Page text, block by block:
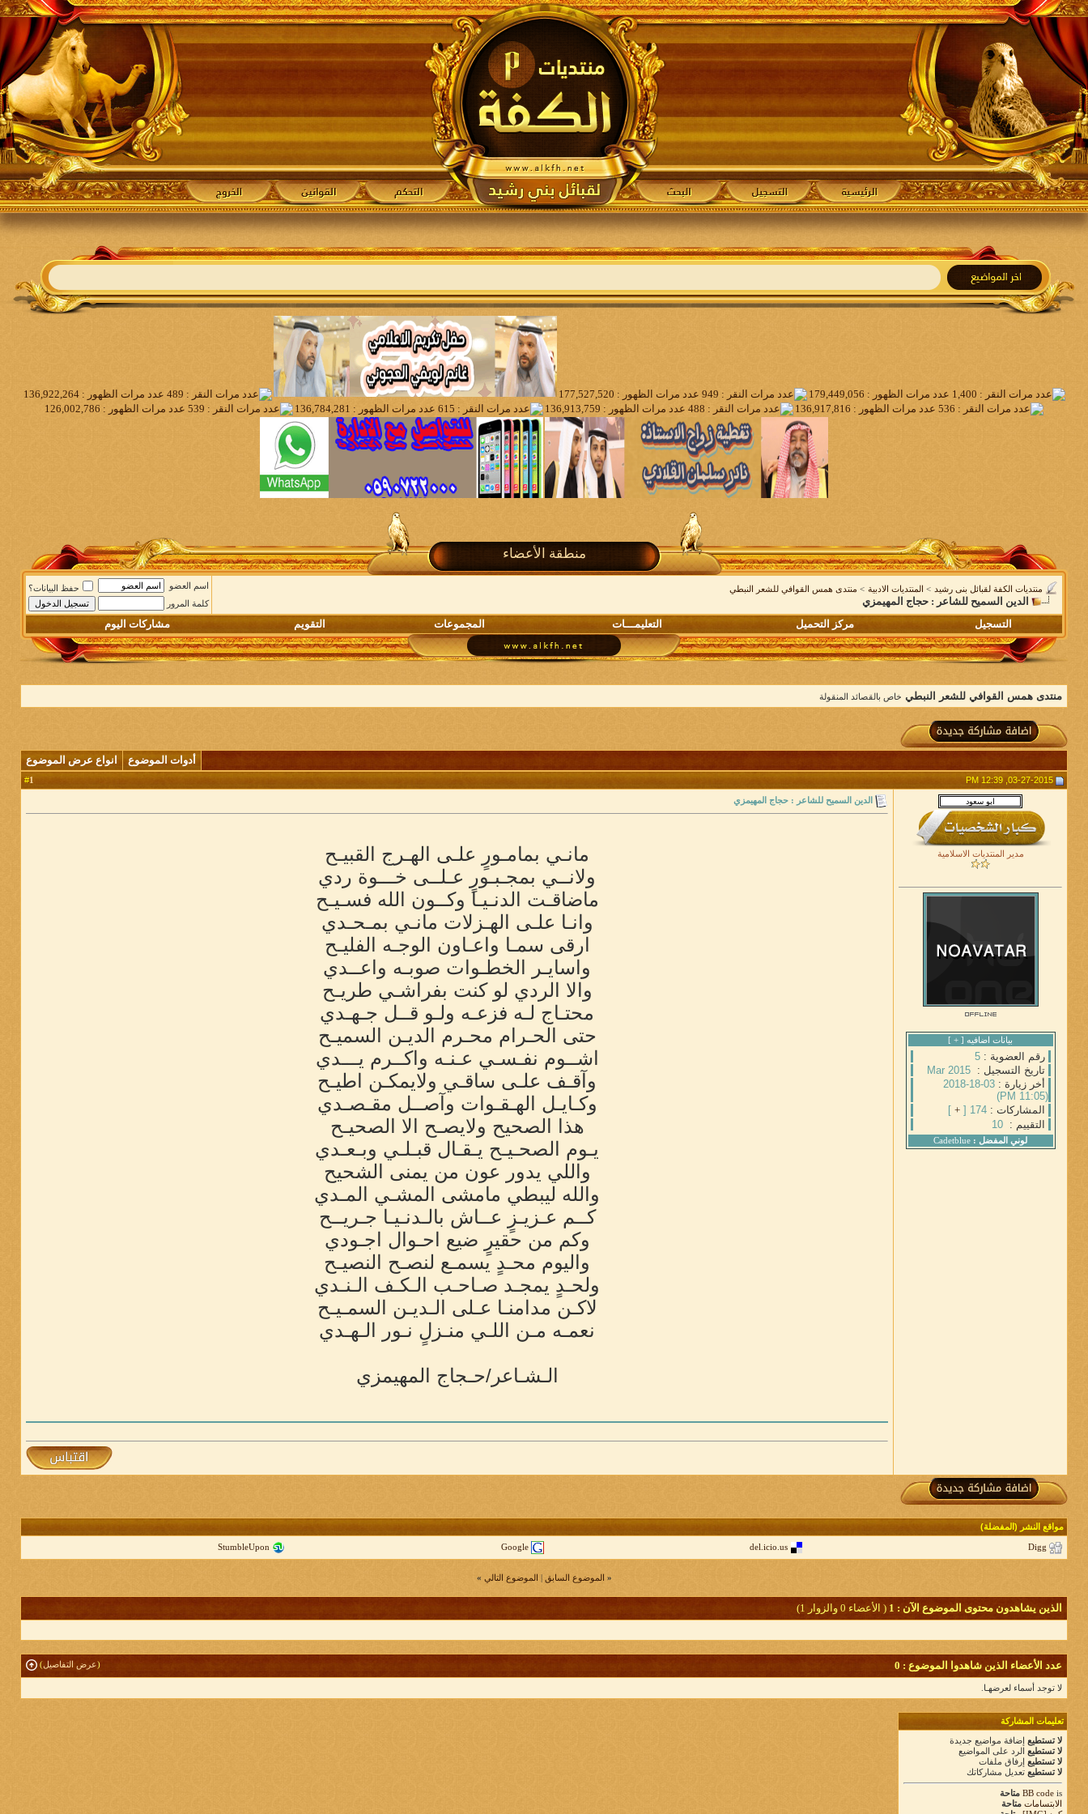
منطقة الأعضاء
منتديات الكفة لقبائل بنى رشيد > المنتديات الادبية > منتدى همس القوافي للشعر النبطي
الدين السميح للشاعر : حجاج المهيمزي
اسم العضو
حفظ البيانات؟
كلمة المرور
التسجيل مركز التحميل التعليمـــات المجموعات التقويم مشاركات اليوم
منتدى همس القوافي للشعر النبطي خاص بالقصائد المنقولة
أدوات الموضوع انواع عرض الموضوع
1
مدير المنتديات الاسلامية
بيانات اضافيه [ +
]
رقم العضوية : 5
تاريخ التسجيل :Mar 2015
أخر زيارة :
03-18-2018
(11:05 PM)
المشاركات : 174 [
+
]
التقييم :10
لوني المفضل : Cadetblue
الدين السميح للشاعر : حجاج المهيمزي
مانـي بمامـورٍ علـى الهـرج القبيـح
ولانــي بمجـبـورٍ عـلــى خـــوة ردي
ماضاقـت الدنـيـا وكــون الله فسـيـح
وانـا علـى الهـزلات مانـي بمـحـدي
ارقى سمـا واعـاون الوجـه الفليـح
واسايـر الخطـوات صوبـه واعــدي
والا الردي لو كنت بفراشـي طريـح
محتـاج لـه فزعـه ولـو قــل جـهـدي
حتى الحـرام محـرم الديـن السميـح
اشــوم نفـسـي عـنـه واكــرم يـــدي
وآقـف علـى ساقـي ولايمكـن اطيـح
وكـايـل الهـقـوات وآصــل مقـصـدي
هذا الصحيح ولايصـح الا الصحيـح
يـوم الصحـيـح يـقـال قبـلـي وبـعـدي
واللي يدور عون من يمنى الشحيح
والله ليبطي مامشى المشـي المـدي
كــم عـزيـزٍ عــاش بالـدنـيـا جـريــح
وكم من حقيرٍ ضيع احـوال اجـودي
واليوم محـدٍ يسمـع لنصـح النصيـح
ولحـدٍ يمجـد صـاحـب الـكـف الـنـدي
لاكـن مدامنـا عـلى الـديـن السمـيـح
نعمـه مـن اللـي منـزلٍ نـور الـهـدي
الـشـاعر/حـجاج المهيمزي
مواقع النشر (المفضلة)
Digg
del.icio.us
Google
StumbleUpon
« الموضوع السابق | الموضوع التالي »
الذين يشاهدون محتوى الموضوع الآن : 1 ( الأعضاء 0 والزوار 1)
(عرض التفاصيل) عدد الأعضاء الذين شاهدوا الموضوع : 0
لا توجد أسماء لعرضهـا.
تعليمات المشاركة
لا تستطيع إضافة مواضيع جديدة
لا تستطيع الرد على المواضيع
لا تستطيع إرفاق ملفات
لا تستطيع تعديل مشاركاتك
BB code is
متاحة
الابتسامات متاحة